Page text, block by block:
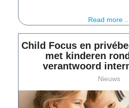
Read more
Child Focus en
met kinderen
verantwoord
Nieuws